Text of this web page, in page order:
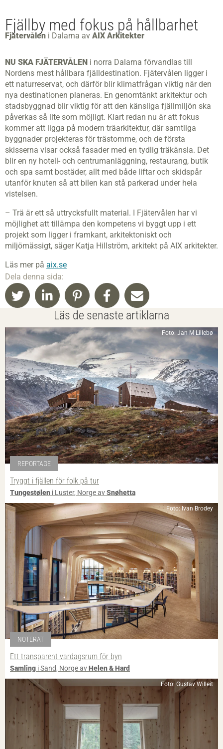
Fjällby med fokus på hållbarhet
Fjätervålen i Dalarna av AIX Arkitekter
NU SKA FJÄTERVÅLEN i norra Dalarna förvandlas till
Nordens mest hållbara fjälldestination. Fjätervålen ligger i
ett naturreservat, och därför blir klimatfrågan viktig när den
nya destinationen planeras. En genomtänkt arkitektur och
stadsbyggnad blir viktig för att den känsliga fjällmiljön ska
påverkas så lite som möjligt. Klart redan nu är att fokus
kommer att ligga på modern träarkitektur, där samtliga
byggnader projekteras för trästomme, och de första
skisserna visar också fasader med en tydlig träkänsla. Det
blir en ny hotell- och centrumanläggning, restaurang, butik
och spa samt bostäder, allt med både liftar och skidspår
utanför knuten så att bilen kan stå parkerad under hela
vistelsen.
– Trä är ett så uttrycksfullt material. I Fjätervålen har vi
möjlighet att tillämpa den kompetens vi byggt upp i ett
projekt som ligger i framkant, arkitektoniskt och
miljömässigt, säger Katja Hillström, arkitekt på AIX arkitekter.
Läs mer på aix.se
Dela denna sida:
Läs de senaste artiklarna
Foto: Jan M Lillebø
REPORTAGE
Tryggt i fjällen för folk på tur
Tungestølen i Luster, Norge avSnøhetta
Foto: Ivan Brodey
NOTERAT
Ett transparent vardagsrum för byn
Samling i Sand, Norge avHelen & Hard
Foto: Gustav Willeit